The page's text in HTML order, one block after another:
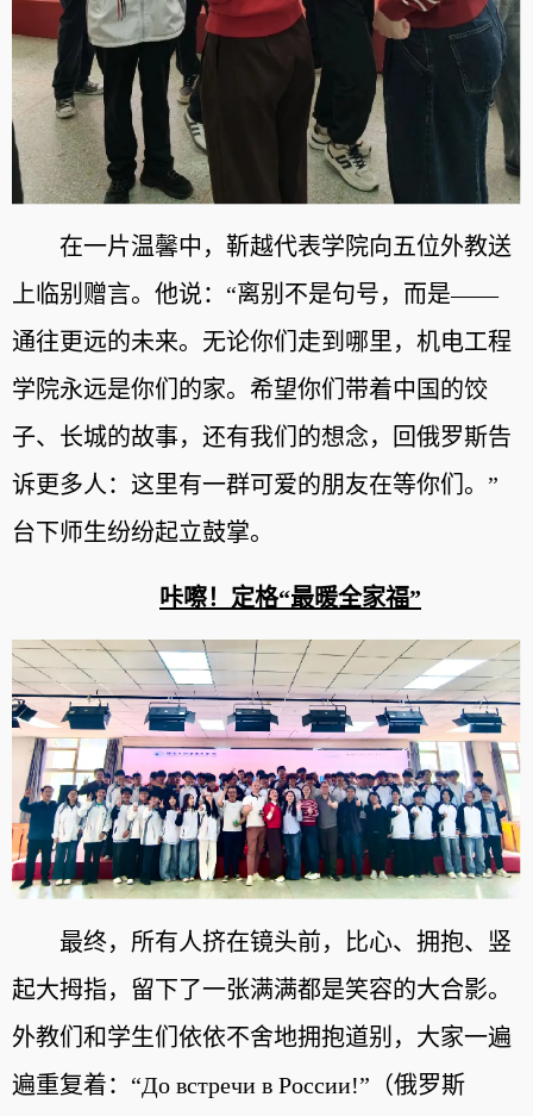
在一片温馨中，靳越代表学院向五位外教送
上临别赠言。他说：“离别不是句号，而是——
通往更远的未来。无论你们走到哪里，机电工程
学院永远是你们的家。希望你们带着中国的饺
子、长城的故事，还有我们的想念，回俄罗斯告
诉更多人：这里有一群可爱的朋友在等你们。”
台下师生纷纷起立鼓掌。
咔嚓！定格“最暖全家福”
最终，所有人挤在镜头前，比心、拥抱、竖
起大拇指，留下了一张满满都是笑容的大合影。
外教们和学生们依依不舍地拥抱道别，大家一遍
遍重复着：“До встречи в России!”（俄罗斯